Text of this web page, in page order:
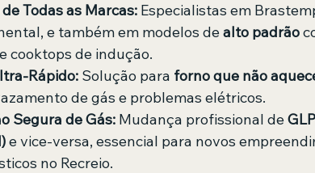
Todas as Marcas: Especialistas em
e também em modelos de alto padrão
cooktops de indução.
Rápido: Solução para forno que não
de gás e problemas elétricos.
Segura de Gás: Mudança profissional de
e vice-versa, essencial para novos
no Recreio.